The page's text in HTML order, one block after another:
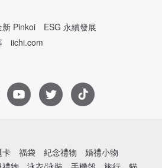
新 Pinkoi
ESG 永續發展
iichi.com
卡 福袋 紀念禮物
婚禮小物